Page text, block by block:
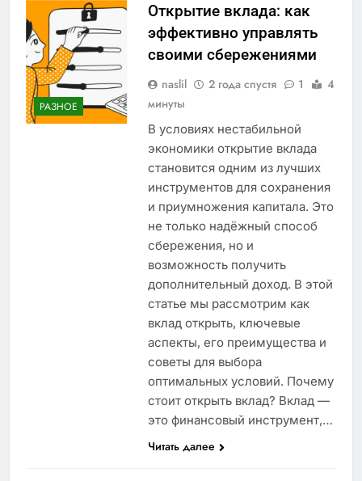
РАЗНОЕ
Открытие вклада: как
эффективно управлять
своими сбережениями
naslil 2 года спустя 1
4
минуты
В условиях нестабильной
экономики открытие вклада
становится одним из лучших
инструментов для сохранения
и приумножения капитала. Это
не только надёжный способ
сбережения, но и
возможность получить
дополнительный доход. В этой
статье мы рассмотрим как
вклад открыть, ключевые
аспекты, его преимущества и
советы для выбора
оптимальных условий. Почему
стоит открыть вклад? Вклад —
это финансовый инструмент,…
Читать далее